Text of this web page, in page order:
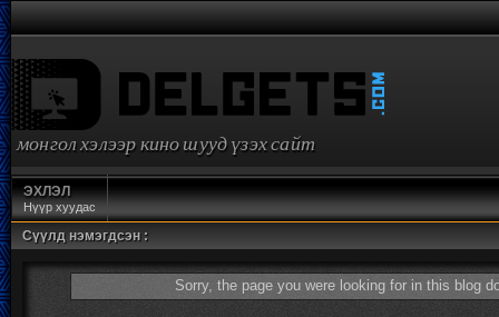
монгол хэлээр кино шууд үзэх сайт
ЭХЛЭЛ
Нүүр хуудас
Сүүлд нэмэгдсэн :
Sorry, the page you were looking for in this blog